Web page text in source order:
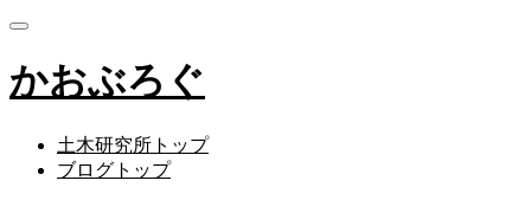
かおぶろぐ
土木研究所トップ
ブログトップ